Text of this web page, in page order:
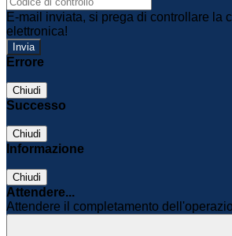
E-mail inviata, si prega di controllare la
elettronica!
Errore
Chiudi
Successo
Chiudi
Informazione
Chiudi
Attendere...
Attendere il completamento